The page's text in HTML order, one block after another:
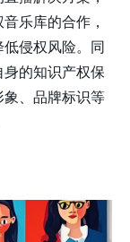
乐库的合作，
侵权风险。同
的知识产权保
、品牌标识等